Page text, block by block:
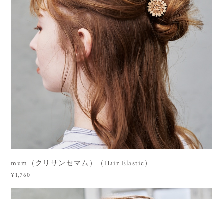
mum（クリサンセマム）（Hair Elastic）
¥1,760